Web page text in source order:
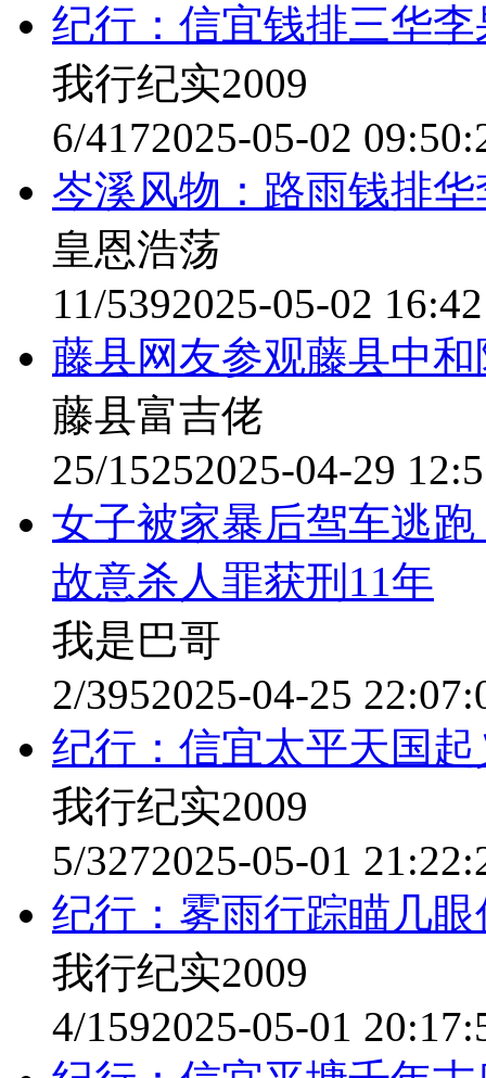
纪行：信宜钱排三华
我行纪实2009
6/4172025-05-02
岑溪风物：路雨钱排
皇恩浩荡
11/5392025-05-02
藤县网友参观藤县中
藤县富吉佬
25/15252025-04-29
女子被家暴后驾车逃
故意杀人罪获刑11年
我是巴哥
2/3952025-04-25
纪行：信宜太平天国
我行纪实2009
5/3272025-05-01
纪行：雾雨行踪瞄几
我行纪实2009
4/1592025-05-01